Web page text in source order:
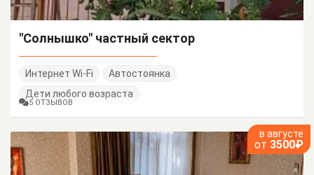
"Солнышко" частный сектор
Интернет Wi-Fi
Автостоянка
Дети любого возраста
5 ОТЗЫВОВ
в августе
от 3500₽